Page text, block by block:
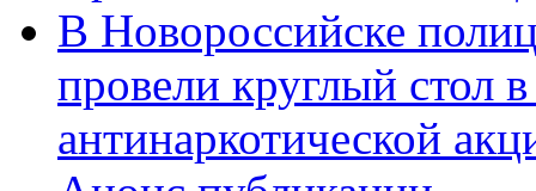
В Новороссийске
провели круглый стол
антинаркотической